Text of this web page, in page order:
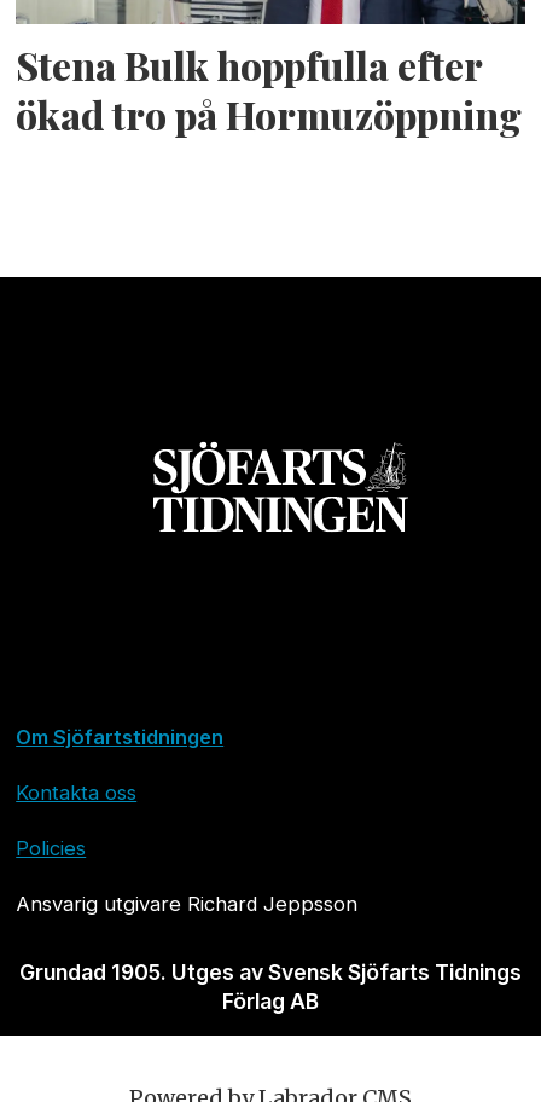
Stena Bulk hoppfulla efter
ökad tro på Hormuzöppning
Om Sjöfartstidningen
Kontakta oss
Policies
Ansvarig utgivare Richard Jeppsson
Grundad 1905. Utges av Svensk Sjöfarts Tidnings
Förlag AB